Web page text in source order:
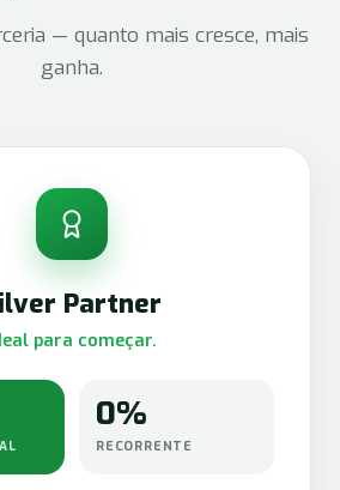
— quanto mais cresce, mais
ganha.
Partner
para começar.
0%
RECORRENTE